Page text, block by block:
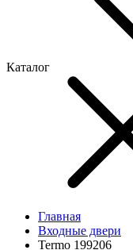
Каталог
Главная
Входные двери
Termo 199206